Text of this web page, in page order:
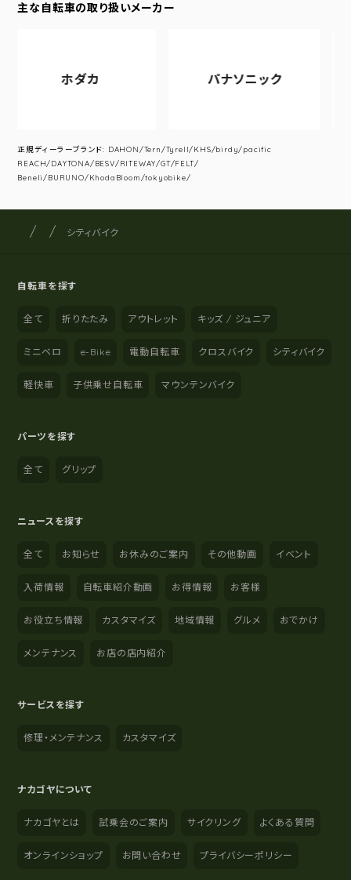
主な自転車の取り扱いメーカー
ホダカ パナソニック
正規ディーラーブランド: DAHON/Tern/Tyrell/KHS/birdy/pacific
REACH/DAYTONA/BESV/RITEWAY/GT/FELT/
Beneli/BURUNO/KhodaBloom/tokyobike/
サイト内の現在地
サイクルショップナカゴヤ
シティバイク
自転車を探す
全て 折りたたみ アウトレット キッズ / ジュニア
ミニベロ e-Bike 電動自転車 クロスバイク シティバイク
軽快車 子供乗せ自転車 マウンテンバイク
パーツを探す
全て グリップ
ニュースを探す
全て お知らせ お休みのご案内 その他動画 イベント
入荷情報 自転車紹介動画 お得情報 お客様
お役立ち情報 カスタマイズ 地域情報 グルメ おでかけ
メンテナンス お店の店内紹介
サービスを探す
修理・メンテナンス カスタマイズ
ナカゴヤについて
ナカゴヤとは 試乗会のご案内 サイクリング よくある質問
オンラインショップ お問い合わせ プライバシーポリシー